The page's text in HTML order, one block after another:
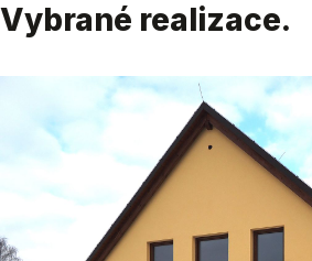
Vybrané realizace.